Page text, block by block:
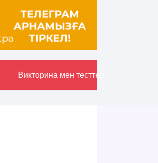
Викторина мен тесттер